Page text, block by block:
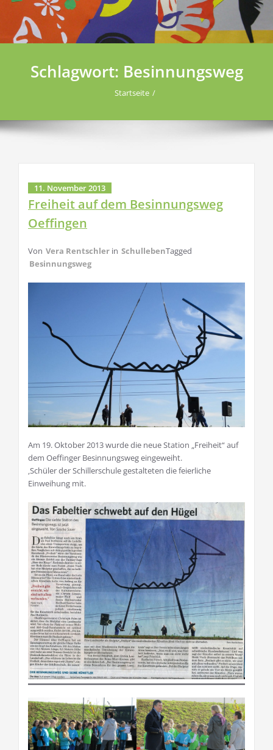
Schlagwort: Besinnungsweg
Startseite
11. November 2013
Freiheit auf dem Besinnungsweg
Oeffingen
Von Vera Rentschler in SchullebenTagged
Besinnungsweg
Am 19. Oktober 2013 wurde die neue Station „Freiheit“ auf
dem Oeffinger Besinnungsweg eingeweiht.
‚Schüler der Schillerschule gestalteten die feierliche
Einweihung mit.